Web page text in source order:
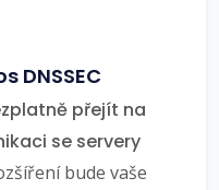
DNSSEC
přejít na
se servery
bude vaše